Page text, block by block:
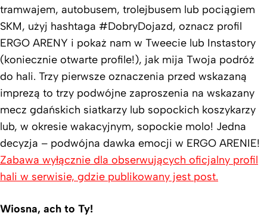
tramwajem, autobusem, trolejbusem lub pociągiem
SKM, użyj hashtaga #DobryDojazd, oznacz profil
ERGO ARENY i pokaż nam w Tweecie lub Instastory
(koniecznie otwarte profile!), jak mija Twoja podróż
do hali. Trzy pierwsze oznaczenia przed wskazaną
imprezą to trzy podwójne zaproszenia na wskazany
mecz gdańskich siatkarzy lub sopockich koszykarzy
lub, w okresie wakacyjnym, sopockie molo! Jedna
decyzja – podwójna dawka emocji w ERGO ARENIE!
Zabawa wyłącznie dla obserwujących oficjalny profil
hali w serwisie, gdzie publikowany jest post.
Wiosna, ach to Ty!